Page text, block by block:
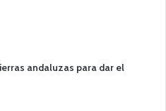
andaluzas para dar el